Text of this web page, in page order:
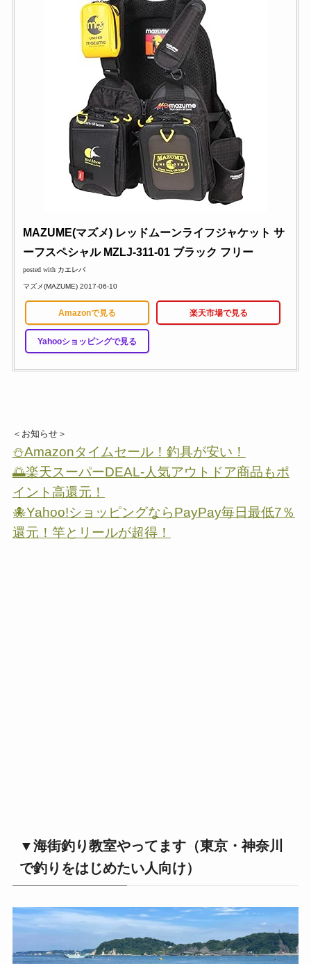
MAZUME(マズメ) レッドムーンライフジャケット サ
ーフスペシャル MZLJ-311-01 ブラック フリー
posted with カエレバ
マズメ(MAZUME) 2017-06-10
Amazonで見る 楽天市場で見る
Yahooショッピングで見る
＜お知らせ＞
⛄Amazonタイムセール！釣具が安い！
🌅楽天スーパーDEAL-人気アウトドア商品もポ
イント高還元！
🐙Yahoo!ショッピングならPayPay毎日最低7％
還元！竿とリールが超得！
▼海街釣り教室やってます（東京・神奈川
で釣りをはじめたい人向け）